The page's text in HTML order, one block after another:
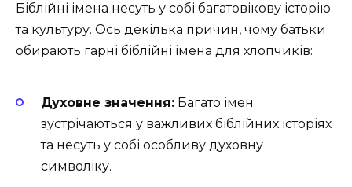
Біблійні імена несуть у собі багатовікову історію
та культуру. Ось декілька причин, чому батьки
обирають гарні біблійні імена для хлопчиків:
Духовне значення: Багато імен
зустрічаються у важливих біблійних історіях
та несуть у собі особливу духовну
символіку.